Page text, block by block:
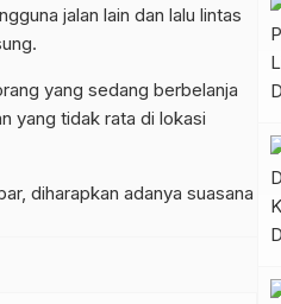
jalan lain dan lalu lintas
yang sedang berbelanja
yang tidak rata di lokasi
diharapkan adanya suasana